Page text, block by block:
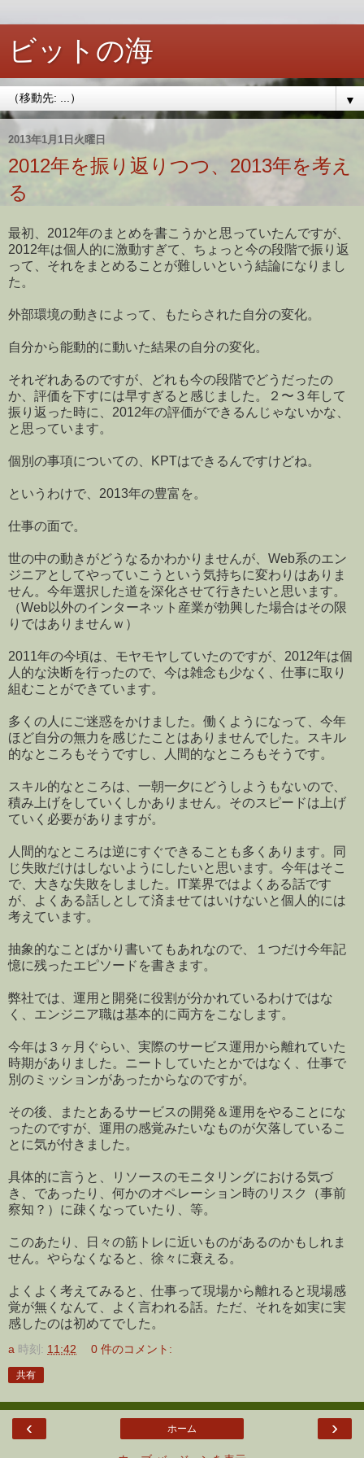
ビットの海
▼
2013年1月1日火曜日
2012年を振り返りつつ、2013年を考え
る
最初、2012年のまとめを書こうかと思っていたんですが、
2012年は個人的に激動すぎて、ちょっと今の段階で振り返
って、それをまとめることが難しいという結論になりまし
た。
外部環境の動きによって、もたらされた自分の変化。
自分から能動的に動いた結果の自分の変化。
それぞれあるのですが、どれも今の段階でどうだったの
か、評価を下すには早すぎると感じました。２〜３年して
振り返った時に、2012年の評価ができるんじゃないかな、
と思っています。
個別の事項についての、KPTはできるんですけどね。
というわけで、2013年の豊富を。
仕事の面で。
世の中の動きがどうなるかわかりませんが、Web系のエン
ジニアとしてやっていこうという気持ちに変わりはありま
せん。今年選択した道を深化させて行きたいと思います。
（Web以外のインターネット産業が勃興した場合はその限
りではありませんｗ）
2011年の今頃は、モヤモヤしていたのですが、2012年は個
人的な決断を行ったので、今は雑念も少なく、仕事に取り
組むことができています。
多くの人にご迷惑をかけました。働くようになって、今年
ほど自分の無力を感じたことはありませんでした。スキル
的なところもそうですし、人間的なところもそうです。
スキル的なところは、一朝一夕にどうしようもないので、
積み上げをしていくしかありません。そのスピードは上げ
ていく必要がありますが。
人間的なところは逆にすぐできることも多くあります。同
じ失敗だけはしないようにしたいと思います。今年はそこ
で、大きな失敗をしました。IT業界ではよくある話です
が、よくある話しとして済ませてはいけないと個人的には
考えています。
抽象的なことばかり書いてもあれなので、１つだけ今年記
憶に残ったエピソードを書きます。
弊社では、運用と開発に役割が分かれているわけではな
く、エンジニア職は基本的に両方をこなします。
今年は３ヶ月ぐらい、実際のサービス運用から離れていた
時期がありました。ニートしていたとかではなく、仕事で
別のミッションがあったからなのですが。
その後、またとあるサービスの開発＆運用をやることにな
ったのですが、運用の感覚みたいなものが欠落しているこ
とに気が付きました。
具体的に言うと、リソースのモニタリングにおける気づ
き、であったり、何かのオペレーション時のリスク（事前
察知？）に疎くなっていたり、等。
このあたり、日々の筋トレに近いものがあるのかもしれま
せん。やらなくなると、徐々に衰える。
よくよく考えてみると、仕事って現場から離れると現場感
覚が無くなんて、よく言われる話。ただ、それを如実に実
感したのは初めてでした。
a 時刻: 11:42 0 件のコメント:
共有
‹ ›
ホーム